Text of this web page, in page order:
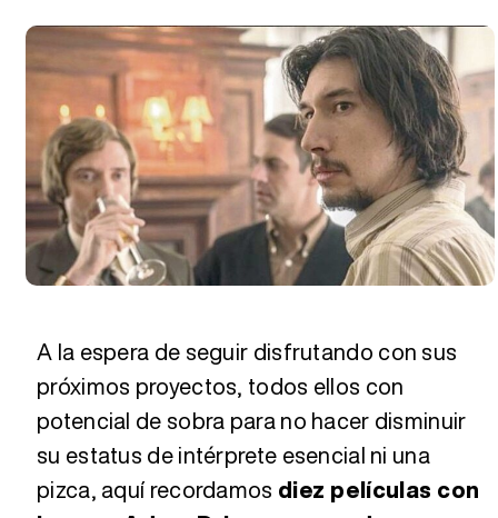
A la espera de seguir disfrutando con sus
próximos proyectos, todos ellos con
potencial de sobra para no hacer disminuir
su estatus de intérprete esencial ni una
pizca, aquí recordamos diez películas con